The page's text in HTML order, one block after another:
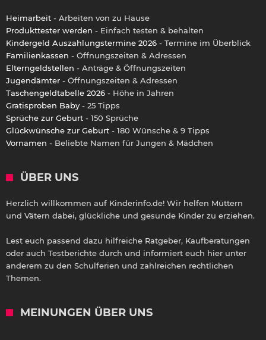
Heimarbeit - Arbeiten von zu Hause
Produkttester werden - Einfach testen & behalten
Kindergeld Auszahlungstermine 2026 - Termine im Überblick
Familienkassen - Öffnungszeiten & Adressen
Elterngeldstellen - Anträge & Öffnungszeiten
Jugendämter - Öffnungszeiten & Adressen
Taschengeldtabelle 2026 - Höhe in Jahren
Gratisproben Baby - 25 Tipps
Sprüche zur Geburt - 150 Sprüche
Glückwünsche zur Geburt - 180 Wünsche & 9 Tipps
Vornamen - Beliebte Namen für Jungen & Mädchen
ÜBER UNS
Herzlich willkommen auf Kinderinfo.de! Wir helfen Müttern
und Vätern dabei, glückliche und gesunde Kinder zu erziehen.
Lest euch passend dazu hilfreiche Ratgeber, Kaufberatungen
oder auch Testberichte durch und informiert euch hier unter
anderem zu den Schulferien und zahlreichen rechtlichen
Themen.
MEINUNGEN ÜBER UNS